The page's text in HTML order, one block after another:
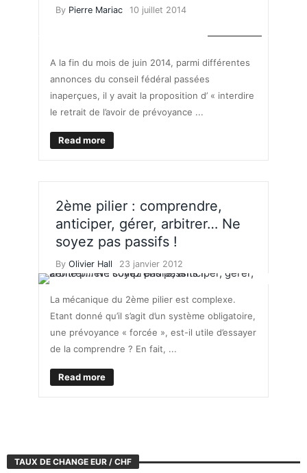
By Pierre Mariac 10 juillet 2014
A la fin du mois de juin 2014, parmi différentes
annonces du conseil fédéral passées
inaperçues, il y avait la proposition d’ « interdire
le retrait de l’avoir de prévoyance ...
Read more
2ème pilier : comprendre,
anticiper, gérer, arbitrer… Ne
soyez pas passifs !
By Olivier Hall 23 janvier 2012
La mécanique du 2ème pilier est complexe.
Etant donné qu’il s’agit d’un système obligatoire,
une prévoyance « forcée », est-il utile d’essayer
de la comprendre ? En fait, ...
Read more
TAUX DE CHANGE EUR / CHF